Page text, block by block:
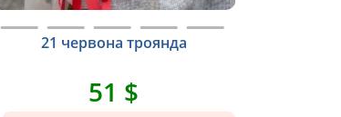
21 червона троянда
51 $